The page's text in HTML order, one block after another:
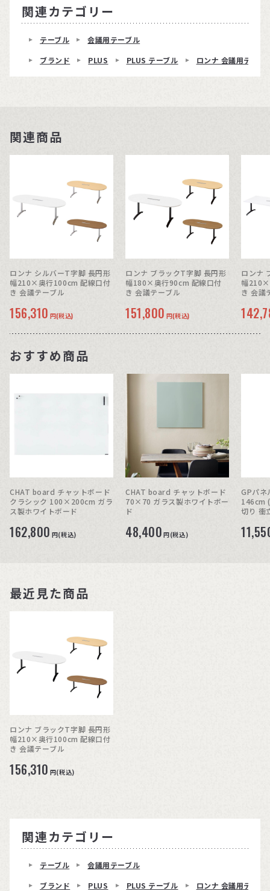
関連カテゴリー
テーブル
会議用テーブル
ブランド
PLUS PLUS テーブル ロンナ 会議用テーブ
関連商品
ロンナ シルバーT字脚 長円形
幅210×奥行100cm 配線口付
き 会議テーブル
156,310 円(税込)
ロンナ ブラックT字脚 長円形
幅180×奥行90cm 配線口付
き 会議テーブル
151,800 円(税込)
ロンナ
幅210×
き 会議
おすすめ商品
CHAT board チャットボード
クラシック 100×200cm ガラ
ス製ホワイトボード
162,800 円(税込)
CHAT board チャットボード
70×70 ガラス製ホワイトボー
ド
48,400 円(税込)
GPパネ
146cm
切り 衝
最近見た商品
ロンナ ブラックT字脚 長円形
幅210×奥行100cm 配線口付
き 会議テーブル
156,310 円(税込)
関連カテゴリー
テーブル
会議用テーブル
ブランド
PLUS PLUS テーブル ロンナ 会議用テーブ